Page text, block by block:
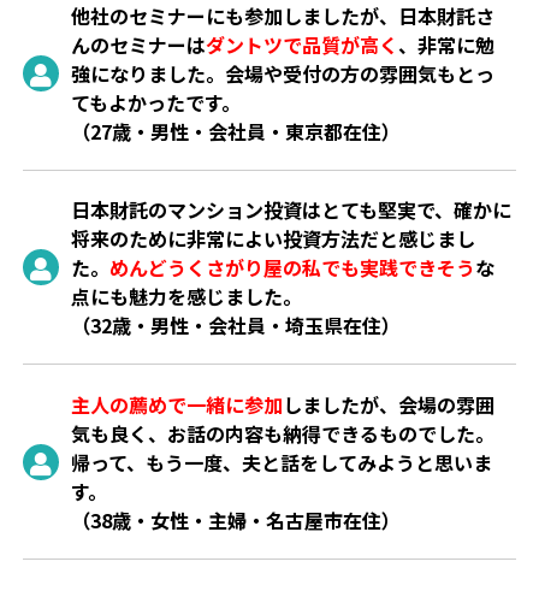
他社のセミナーにも参加しましたが、日本財託さ
んのセミナーはダントツで品質が高く、非常に勉
強になりました。会場や受付の方の雰囲気もとっ
てもよかったです。
（27歳・男性・会社員・東京都在住）
日本財託のマンション投資はとても堅実で、確かに
将来のために非常によい投資方法だと感じまし
た。 めんどうくさがり屋の私でも実践できそうな
点にも魅力を感じました。
（32歳・男性・会社員・埼玉県在住）
主人の薦めで一緒に参加しましたが、会場の雰囲
気も良く、お話の内容も納得できるものでした。
帰って、もう一度、夫と話をしてみようと思いま
す。
（38歳・女性・主婦・名古屋市在住）